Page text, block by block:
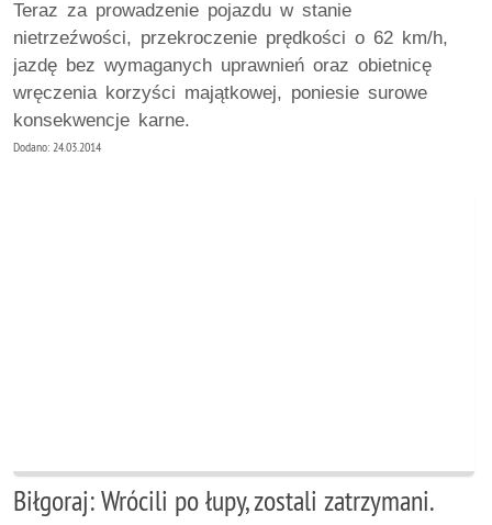
Teraz za prowadzenie pojazdu w stanie
nietrzeźwości, przekroczenie prędkości o 62 km/h,
jazdę bez wymaganych uprawnień oraz obietnicę
wręczenia korzyści majątkowej, poniesie surowe
konsekwencje karne.
Dodano: 24.03.2014
Biłgoraj: Wrócili po łupy, zostali zatrzymani.